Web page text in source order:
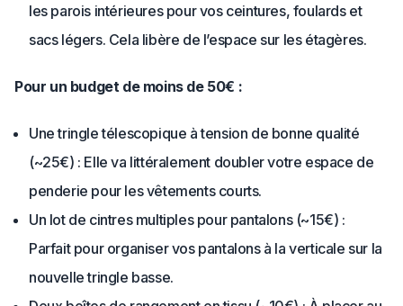
les parois intérieures pour vos ceintures, foulards et
sacs légers. Cela libère de l’espace sur les étagères.
Pour un budget de moins de 50€ :
Une tringle télescopique à tension de bonne qualité
(~25€) : Elle va littéralement doubler votre espace de
penderie pour les vêtements courts.
Un lot de cintres multiples pour pantalons (~15€) :
Parfait pour organiser vos pantalons à la verticale sur la
nouvelle tringle basse.